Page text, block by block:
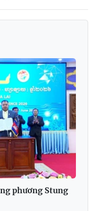
phương Stung